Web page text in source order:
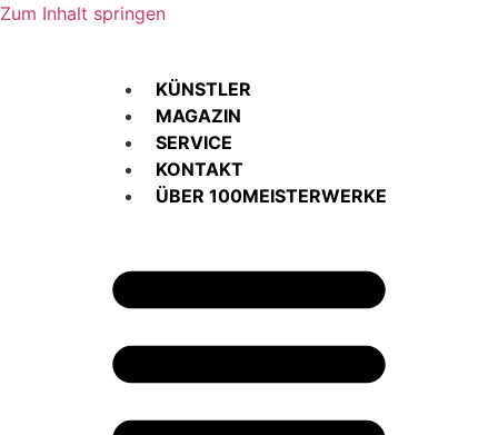
Zum Inhalt springen
KÜNSTLER
MAGAZIN
SERVICE
KONTAKT
ÜBER 100MEISTERWERKE